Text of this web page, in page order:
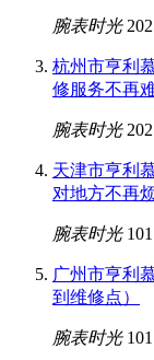
腕表时光 202
杭州市亨利
修服务不再难
腕表时光 202
天津市亨利
对地方不再
腕表时光 101
广州市亨利
到维修点）
腕表时光 101